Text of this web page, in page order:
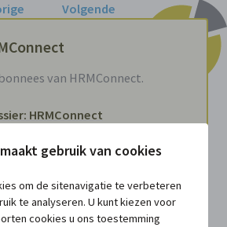
gebruik van cookies
om de sitenavigatie te verbeteren
te analyseren. U kunt kiezen voor
cookies u ons toestemming
Volgende
van HRMConnect.
HRMConnect
die je als hr-professional
over ethisch AI-gebruik